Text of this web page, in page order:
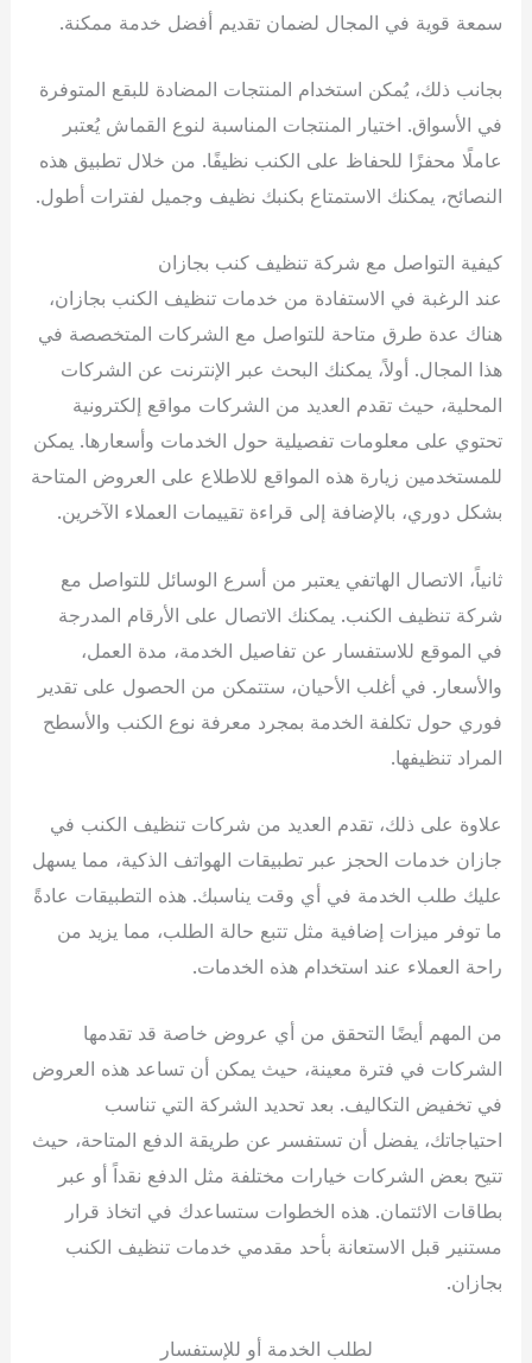
سمعة قوية في المجال لضمان تقديم أفضل خدمة ممكنة.
بجانب ذلك، يُمكن استخدام المنتجات المضادة للبقع المتوفرة
في الأسواق. اختيار المنتجات المناسبة لنوع القماش يُعتبر
عاملًا محفزًا للحفاظ على الكنب نظيفًا. من خلال تطبيق هذه
النصائح، يمكنك الاستمتاع بكنبك نظيف وجميل لفترات أطول.
كيفية التواصل مع شركة تنظيف كنب بجازان
عند الرغبة في الاستفادة من خدمات تنظيف الكنب بجازان،
هناك عدة طرق متاحة للتواصل مع الشركات المتخصصة في
هذا المجال. أولاً، يمكنك البحث عبر الإنترنت عن الشركات
المحلية، حيث تقدم العديد من الشركات مواقع إلكترونية
تحتوي على معلومات تفصيلية حول الخدمات وأسعارها. يمكن
للمستخدمين زيارة هذه المواقع للاطلاع على العروض المتاحة
بشكل دوري، بالإضافة إلى قراءة تقييمات العملاء الآخرين.
ثانياً، الاتصال الهاتفي يعتبر من أسرع الوسائل للتواصل مع
شركة تنظيف الكنب. يمكنك الاتصال على الأرقام المدرجة
في الموقع للاستفسار عن تفاصيل الخدمة، مدة العمل،
والأسعار. في أغلب الأحيان، ستتمكن من الحصول على تقدير
فوري حول تكلفة الخدمة بمجرد معرفة نوع الكنب والأسطح
المراد تنظيفها.
علاوة على ذلك، تقدم العديد من شركات تنظيف الكنب في
جازان خدمات الحجز عبر تطبيقات الهواتف الذكية، مما يسهل
عليك طلب الخدمة في أي وقت يناسبك. هذه التطبيقات عادةً
ما توفر ميزات إضافية مثل تتبع حالة الطلب، مما يزيد من
راحة العملاء عند استخدام هذه الخدمات.
من المهم أيضًا التحقق من أي عروض خاصة قد تقدمها
الشركات في فترة معينة، حيث يمكن أن تساعد هذه العروض
في تخفيض التكاليف. بعد تحديد الشركة التي تناسب
احتياجاتك، يفضل أن تستفسر عن طريقة الدفع المتاحة، حيث
تتيح بعض الشركات خيارات مختلفة مثل الدفع نقداً أو عبر
بطاقات الائتمان. هذه الخطوات ستساعدك في اتخاذ قرار
مستنير قبل الاستعانة بأحد مقدمي خدمات تنظيف الكنب
بجازان.
لطلب الخدمة أو للإستفسار